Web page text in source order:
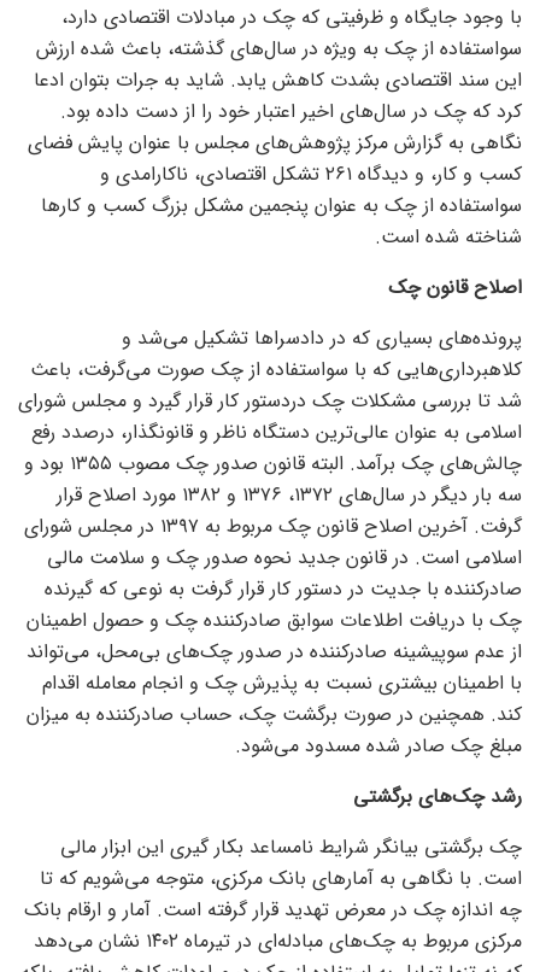
با وجود جایگاه و ظرفیتی که چک در مبادلات اقتصادی دارد،
سواستفاده از چک به ویژه در سال‌های گذشته، باعث شده ارزش
این سند اقتصادی بشدت کاهش یابد. شاید به جرات بتوان ادعا
کرد که چک در سال‌های اخیر اعتبار خود را از دست داده بود.
نگاهی به گزارش مرکز پژوهش‌های مجلس با عنوان پایش فضای
کسب و کار، و دیدگاه ۲۶۱ تشکل اقتصادی، ناکارامدی و
سواستفاده از چک به عنوان پنجمین مشکل بزرگ کسب و کار‌ها
شناخته شده است.
اصلاح قانون چک
پرونده‌های بسیاری که در دادسرا‌ها تشکیل می‌شد و
کلاهبرداری‌هایی که با سواستفاده از چک صورت می‌گرفت، باعث
شد تا بررسی مشکلات چک دردستور کار قرار گیرد و مجلس شورای
اسلامی به عنوان عالی‌ترین دستگاه ناظر و قانونگذار، درصدد رفع
چالش‌های چک برآمد. البته قانون صدور چک مصوب ۱۳۵۵ بود و
سه بار دیگر در سال‌های ۱۳۷۲، ۱۳۷۶ و ۱۳۸۲ مورد اصلاح قرار
گرفت. آخرین اصلاح قانون چک مربوط به ۱۳۹۷ در مجلس شورای
اسلامی است. در قانون جدید نحوه صدور چک و سلامت مالی
صادرکننده با جدیت در دستور کار قرار گرفت به نوعی که گیرنده
چک با دریافت اطلاعات سوابق صادرکننده چک و حصول اطمینان
از عدم سوپیشینه صادرکننده در صدور چک‌های بی‌محل، می‌تواند
با اطمینان بیشتری نسبت به پذیرش چک و انجام معامله اقدام
کند. همچنین در صورت برگشت چک، حساب صادرکننده به میزان
مبلغ چک صادر شده مسدود می‌شود.
رشد چک‌های برگشتی
چک برگشتی بیانگر شرایط نامساعد بکار گیری این ابزار مالی
است. با نگاهی به آمار‌های بانک مرکزی، متوجه می‌شویم که تا
چه اندازه چک در معرض تهدید قرار گرفته است. آمار و ارقام بانک
مرکزی مربوط به چک‌های مبادله‌ای در تیرماه ۱۴۰۲ نشان می‌دهد